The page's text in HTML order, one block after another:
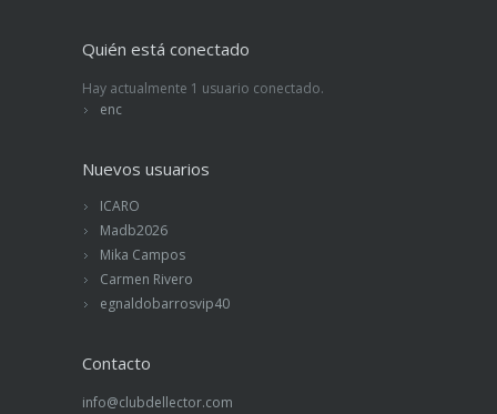
Quién está conectado
Hay actualmente 1 usuario conectado.
enc
Nuevos usuarios
ICARO
Madb2026
Mika Campos
Carmen Rivero
egnaldobarrosvip40
Contacto
info@clubdellector.com